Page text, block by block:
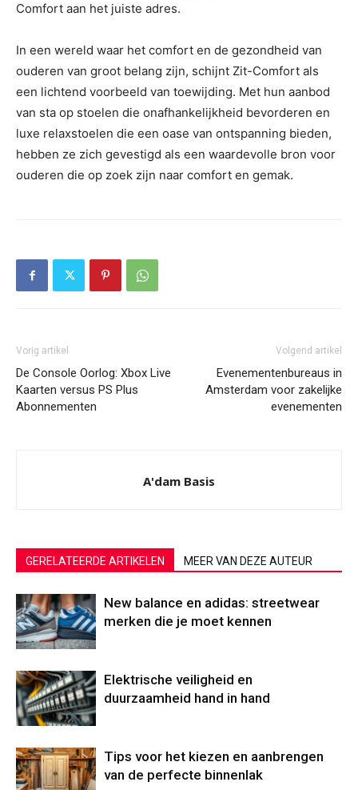
Comfort aan het juiste adres.
In een wereld waar het comfort en de gezondheid van
ouderen van groot belang zijn, schijnt Zit-Comfort als
een lichtend voorbeeld van toewijding. Met hun aanbod
van sta op stoelen die onafhankelijkheid bevorderen en
luxe relaxstoelen die een oase van ontspanning bieden,
hebben ze zich gevestigd als een waardevolle bron voor
ouderen die op zoek zijn naar comfort en gemak.
Vorig artikel
De Console Oorlog: Xbox Live
Kaarten versus PS Plus
Abonnementen
Volgend artikel
Evenementenbureaus in
Amsterdam voor zakelijke
evenementen
A'dam Basis
GERELATEERDE ARTIKELEN MEER VAN DEZE AUTEUR
New balance en adidas: streetwear
merken die je moet kennen
Elektrische veiligheid en
duurzaamheid hand in hand
Tips voor het kiezen en aanbrengen
van de perfecte binnenlak